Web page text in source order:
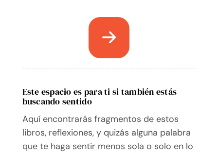
Este espacio es para ti si también estás
buscando sentido
Aquí encontrarás fragmentos de estos
libros, reflexiones, y quizás alguna palabra
que te haga sentir menos sola o solo en lo